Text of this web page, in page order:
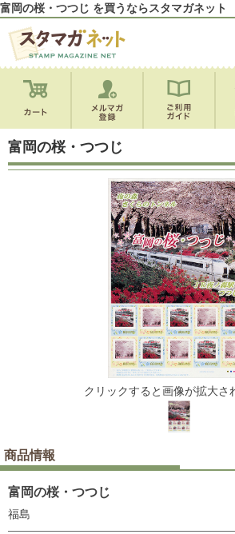
富岡の桜・つつじ を買うならスタマガネット
富岡の桜・つつじ
クリックすると画像が拡大さ
商品情報
富岡の桜・つつじ
福島